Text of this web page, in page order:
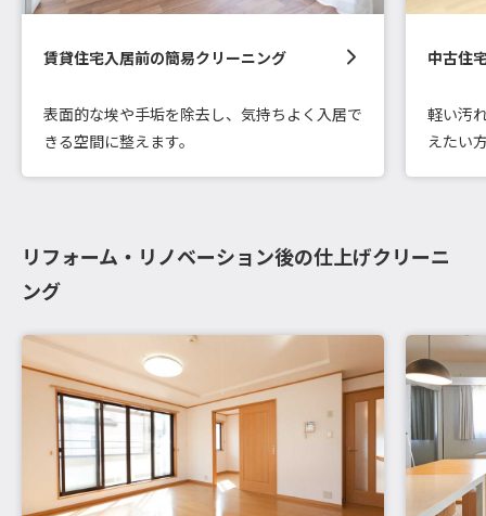
賃貸住宅入居前の簡易クリーニング
表面的な埃や手垢を除去し、気持ちよく入居で
きる空間に整えます。
中古住
軽い汚
えたい
リフォーム・リノベーション後の仕上げクリーニ
ング